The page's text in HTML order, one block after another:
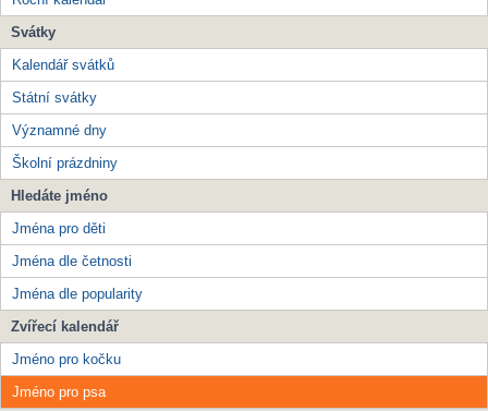
Svátky
Kalendář svátků
Státní svátky
Významné dny
Školní prázdniny
Hledáte jméno
Jména pro děti
Jména dle četnosti
Jména dle popularity
Zvířecí kalendář
Jméno pro kočku
Jméno pro psa